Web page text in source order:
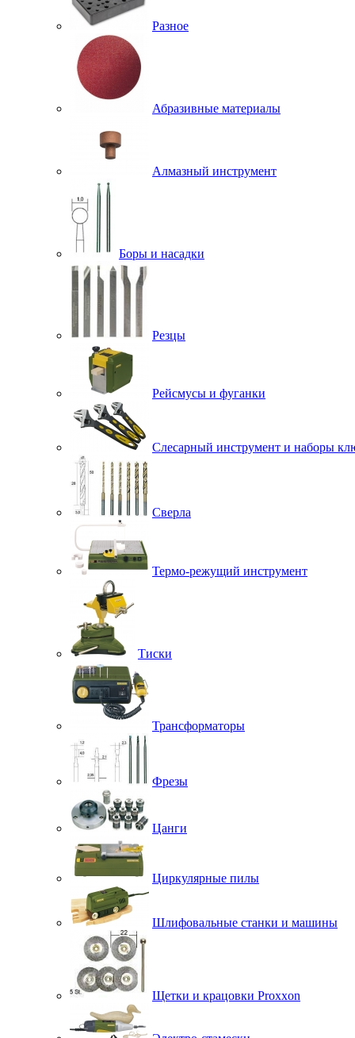
Разное
Абразивные материалы
Алмазный инструмент
Боры и насадки
Резцы
Рейсмусы и фуганки
Слесарный инструмент и наборы
Сверла
Термо-режущий инструмент
Тиски
Трансформаторы
Фрезы
Цанги
Циркулярные пилы
Шлифовальные станки и машины
Щетки и крацовки Proxxon